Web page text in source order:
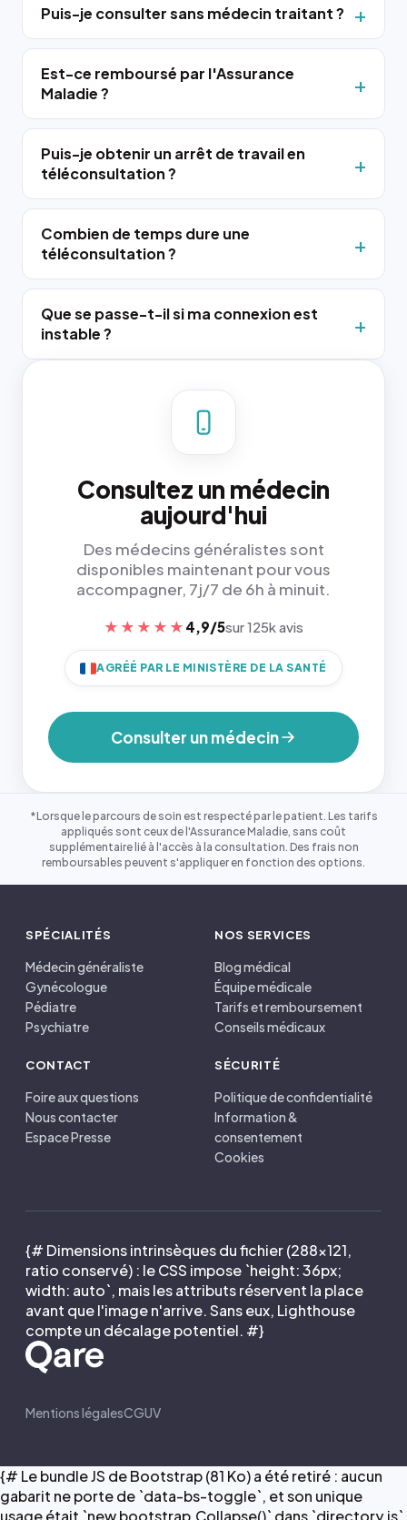
Puis-je consulter sans médecin traitant ?
Est-ce remboursé par l'Assurance
Maladie ?
Puis-je obtenir un arrêt de travail en
téléconsultation ?
Combien de temps dure une
téléconsultation ?
Que se passe-t-il si ma connexion est
instable ?
Consultez un médecin
aujourd'hui
Des médecins généralistes sont
disponibles maintenant pour vous
accompagner, 7j/7 de 6h à minuit.
★★★★★ 4,9/5sur 125k avis
AGRÉÉ PAR LE MINISTÈRE DE LA SANTÉ
Consulter un médecin
*Lorsque le parcours de soin est respecté par le patient. Les tarifs
appliqués sont ceux de l'Assurance Maladie, sans coût
supplémentaire lié à l'accès à la consultation. Des frais non
remboursables peuvent s'appliquer en fonction des options.
SPÉCIALITÉS
Médecin généraliste
Gynécologue
Pédiatre
Psychiatre
NOS SERVICES
Blog médical
Équipe médicale
Tarifs et remboursement
Conseils médicaux
CONTACT
Foire aux questions
Nous contacter
Espace Presse
SÉCURITÉ
Politique de confidentialité
Information &
consentement
Cookies
{# Dimensions intrinsèques du fichier (288×121,
ratio conservé) : le CSS impose `height: 36px;
width: auto`, mais les attributs réservent la place
avant que l'image n'arrive. Sans eux, Lighthouse
compte un décalage potentiel. #}
Mentions légalesCGUV
{# Le bundle JS de Bootstrap (81 Ko) a été retiré : aucun
gabarit ne porte de `data-bs-toggle`, et son unique
usage était `new bootstrap.Collapse()` dans `directory.js`